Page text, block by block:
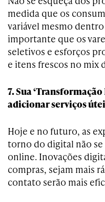
medida que os
variável mesmo
importante que os
seletivos e esforços
e itens frescos no mix
7. Sua
adicionar serviços
Hoje e no futuro, as
torno do digital não se
online. Inovações
compras, sejam mais
contato serão mais